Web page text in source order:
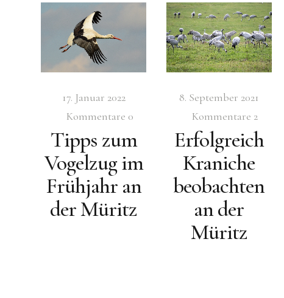
17. Januar 2022
Kommentare 0
Tipps zum
Vogelzug im
Frühjahr an
der Müritz
8. September 2021
Kommentare 2
Erfolgreich
Kraniche
beobachten
an der
Müritz